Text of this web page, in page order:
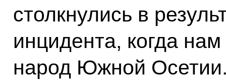
столкнулись в
инцидента, когда
народ Южной